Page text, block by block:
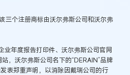
三个注册商标由沃尔弗斯公司和沃尔弗
年度报告打印件、沃尔弗斯公司官网
，沃尔弗斯公司名下的“DERAIN”品牌
表郑重声明，以消除因戴瑞公司的行